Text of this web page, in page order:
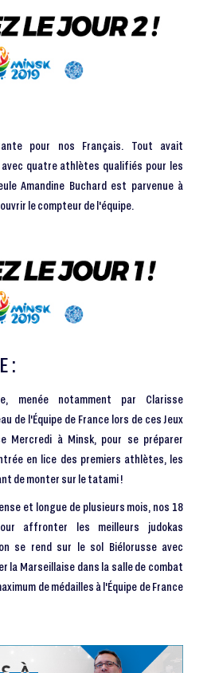
pour nos Français. Tout avait
quatre athlètes qualifiés pour les
Amandine Buchard est parvenue à
le compteur de l'équipe.
:
menée notamment par Clarisse
de l'Équipe de France lors de ces Jeux
Mercredi à Minsk, pour se préparer
en lice des premiers athlètes, les
de monter sur le tatami !
et longue de plusieurs mois, nos 18
affronter les meilleurs judokas
se rend sur le sol Biélorusse avec
la Marseillaise dans la salle de combat
de médailles à l'Équipe de France